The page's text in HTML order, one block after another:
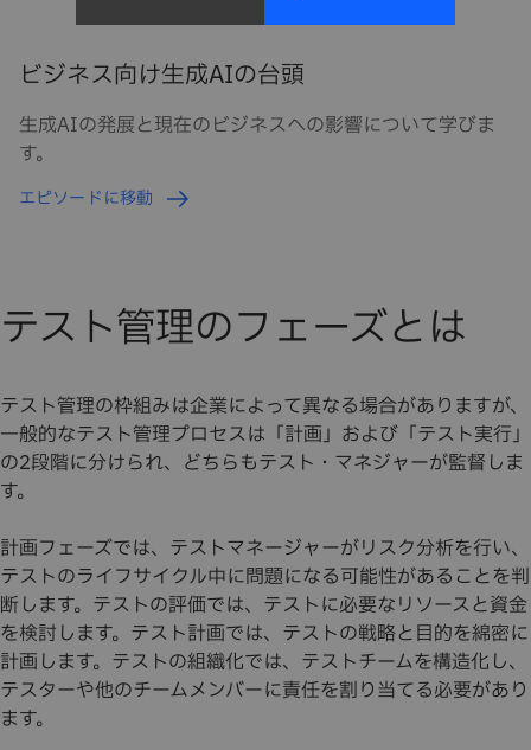
ビジネス向け生成AIの台頭
生成AIの発展と現在のビジネスへの影響について学びま
す。
エピソードに移動
テスト管理のフェーズとは
テスト管理の枠組みは企業によって異なる場合がありますが、
一般的なテスト管理プロセスは「計画」および「テスト実行」
の2段階に分けられ、どちらもテスト・マネジャーが監督しま
す。
計画フェーズでは、テストマネージャーがリスク分析を行い、
テストのライフサイクル中に問題になる可能性があることを判
断します。テストの評価では、テストに必要なリソースと資金
を検討します。テスト計画では、テストの戦略と目的を綿密に
計画します。テストの組織化では、テストチームを構造化し、
テスターや他のチームメンバーに責任を割り当てる必要があり
ます。